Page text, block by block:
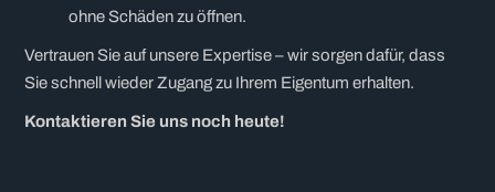
ohne Schäden zu öffnen.
Vertrauen Sie auf unsere Expertise – wir sorgen dafür, dass
Sie schnell wieder Zugang zu Ihrem Eigentum erhalten.
Kontaktieren Sie uns noch heute!